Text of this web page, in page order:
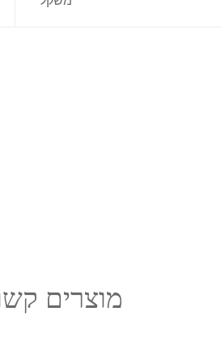
מוצרים